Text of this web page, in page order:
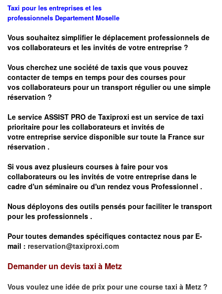
Taxi pour les entreprises et les
professionnels Departement Moselle
Vous souhaitez simplifier le déplacement professionnels de
vos collaborateurs et les invités de votre entreprise ?
Vous cherchez une société de taxis que vous pouvez
contacter de temps en temps pour des courses pour
vos collaborateurs pour un transport régulierou une simple
réservation ?
Le service ASSIST PRO de Taxiproxi est un service de taxi
prioritaire pour les collaborateurs et invités de
votre entreprise service disponible sur toute la France sur
réservation .
Si vous avez plusieurs courses à faire pour vos
collaborateurs ou les invités de votre entreprise dans le
cadre d'un séminaire ou d'un rendez vous Professionnel .
Nous déployons des outils pensés pour faciliter le transport
pour les professionnels .
Pour toutes demandes spécifiques contactez nous par E-
mail : reservation@taxiproxi.com
Demander un devis taxi à Metz
Vous voulez une idée de prix pour une course taxi à Metz ?